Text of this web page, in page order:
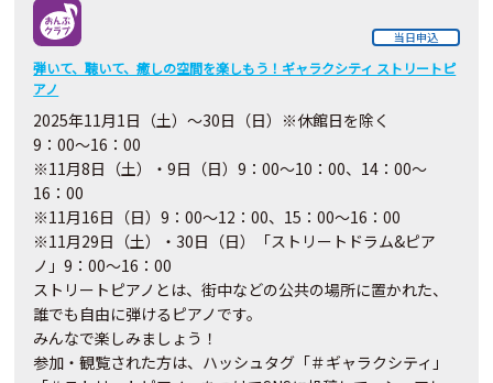
イベントレポート
当日申込
弾いて、聴いて、癒しの空間を楽しもう！ギャラクシティ ストリートピ
アノ
2025年11月1日（土）～30日（日）※休館日を除く
9：00～16：00
※11月8日（土）・9日（日）9：00～10：00、14：00～
16：00
※11月16日（日）9：00～12：00、15：00～16：00
※11月29日（土）・30日（日）「ストリートドラム&ピア
ノ」9：00～16：00
ストリートピアノとは、街中などの公共の場所に置かれた、
誰でも自由に弾けるピアノです。
みんなで楽しみましょう！
参加・観覧された方は、ハッシュタグ「＃ギャラクシティ」